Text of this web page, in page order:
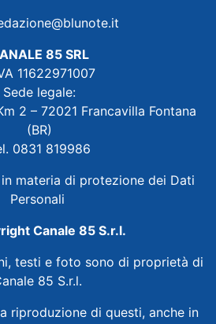
85 SRL
11622971007
Sede legale:
2 – 72021 Francavilla Fontana
(BR)
0831 819986
materia di protezione dei Dati
Personali
Canale 85 S.r.l.
testi e foto sono di proprietà di
85 S.r.l.
riproduzione di questi, anche in